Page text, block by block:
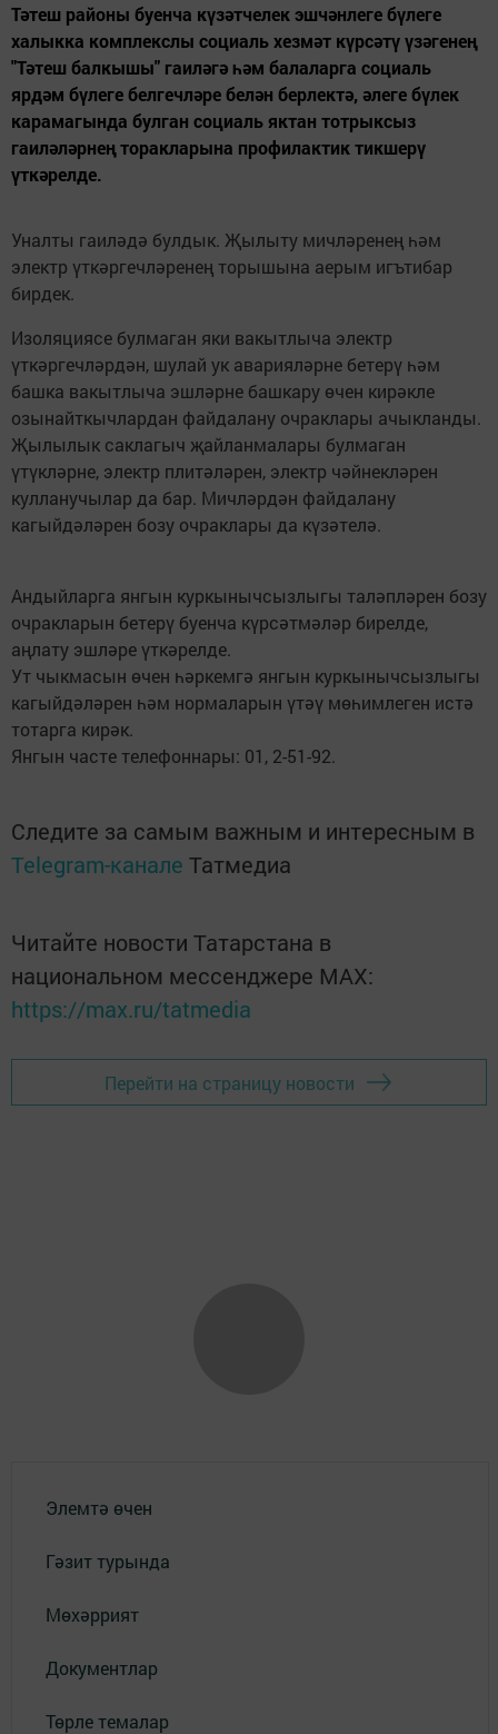
Тәтеш районы буенча күзәтчелек эшчәнлеге бүлеге
халыкка комплекслы социаль хезмәт күрсәтү үзәгенең
"Тәтеш балкышы" гаиләгә һәм балаларга социаль
ярдәм бүлеге белгечләре белән берлектә, әлеге бүлек
карамагында булган социаль яктан тотрыксыз
гаиләләрнең торакларына профилактик тикшерү
үткәрелде.
Уналты гаиләдә булдык. Җылыту мичләренең һәм
электр үткәргечләренең торышына аерым игътибар
бирдек.
Изоляциясе булмаган яки вакытлыча электр
үткәргечләрдән, шулай ук аварияләрне бетерү һәм
башка вакытлыча эшләрне башкару өчен кирәкле
озынайткычлардан файдалану очраклары ачыкланды.
Җылылык саклагыч җайланмалары булмаган
үтүкләрне, электр плитәләрен, электр чәйнекләрен
кулланучылар да бар. Мичләрдән файдалану
кагыйдәләрен бозу очраклары да күзәтелә.
Андыйларга янгын куркынычсызлыгы таләпләрен бозу
очракларын бетерү буенча күрсәтмәләр бирелде,
аңлату эшләре үткәрелде.
Ут чыкмасын өчен һәркемгә янгын куркынычсызлыгы
кагыйдәләрен һәм нормаларын үтәү мөһимлеген истә
тотарга кирәк.
Янгын часте телефоннары: 01, 2-51-92.
Следите за самым важным и интересным в
Telegram-канале Татмедиа
Читайте новости Татарстана в
национальном мессенджере MАХ:
https://max.ru/tatmedia
Перейти на страницу новости
Элемтә өчен
Гәзит турында
Мөхәррият
Документлар
Төрле темалар